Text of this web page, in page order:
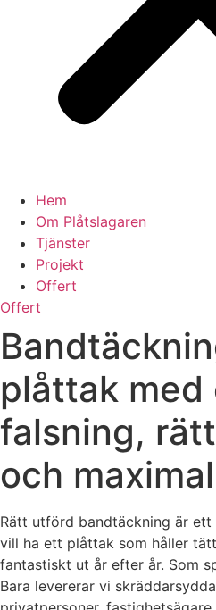
Hem
Om Plåtslagaren
Tjänster
Projekt
Offert
Offert
plåttak med
falsning,
och
Rätt utförd bandtäckning är
vill ha ett plåttak som håller
fantastiskt ut år efter år. Som
Bara levererar vi